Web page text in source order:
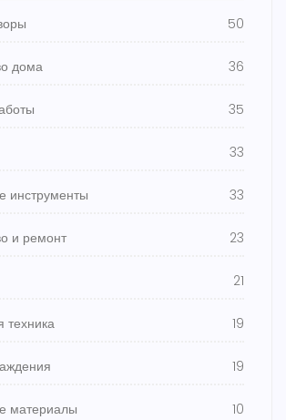
50
дома 36
35
33
инструменты 33
и ремонт 23
21
техника 19
19
материалы 10